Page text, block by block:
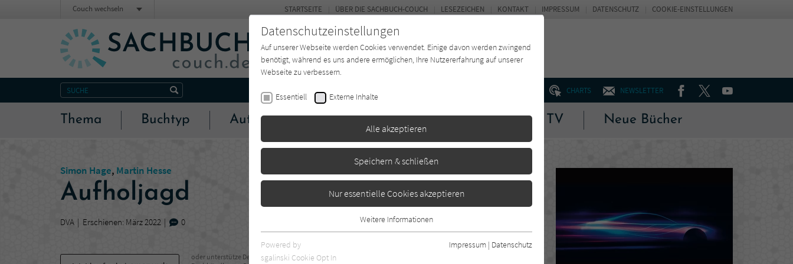
CHARTS NEWSLETTER FACEBOOKTWITTERYOUTUBE
Thema Buchtyp Autor*in Verlage Magazin Kino & TV Neue Bücher
STARTSEITE ÜBER DIE SACHBUCH-COUCH LESEZEICHEN KONTAKT IMPRESSUM DATENSCHUTZ COOKIE-EINSTELLUNGEN
Couch wechseln
Simon Hage, Martin Hesse
Aufholjagd
DVA Erschienen: März 2022 0
oder unterstütze Deinen
Datenschutzeinstellungen
Auf unserer Webseite werden Cookies verwendet. Einige davon werden zwingend
benötigt, während es uns andere ermöglichen, Ihre Nutzererfahrung auf unserer
Webseite zu verbessern.
Essentiell Externe Inhalte
Alle akzeptieren
Speichern & schließen
Nur essentielle Cookies akzeptieren
Essentielle Cookies werden für grundlegende Funktionen der Webseite
benötigt. Dadurch ist gewährleistet, dass die Webseite einwandfrei
Weitere Informationen
Powered by
sgalinski Cookie Opt In
Impressum | Datenschutz